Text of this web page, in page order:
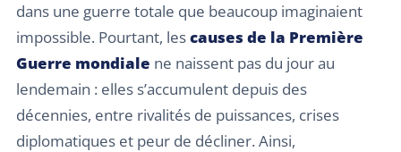
dans une guerre totale que beaucoup imaginaient
impossible. Pourtant, lescauses de la Première
Guerre mondiale ne naissent pas du jour au
lendemain : elles s’accumulent depuis des
décennies, entre rivalités de puissances, crises
diplomatiques et peur de décliner. Ainsi,